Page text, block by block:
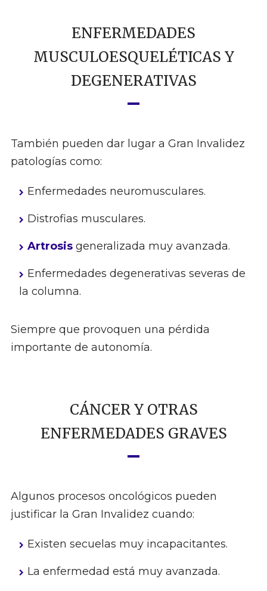
ENFERMEDADES
MUSCULOESQUELÉTICAS Y
DEGENERATIVAS
También pueden dar lugar a Gran Invalidez
patologías como:
Enfermedades neuromusculares.
Distrofias musculares.
Artrosisgeneralizada muy avanzada.
Enfermedades degenerativas severas de
la columna.
Siempre que provoquen una pérdida
importante de autonomía.
CÁNCER Y OTRAS
ENFERMEDADES GRAVES
Algunos procesos oncológicos pueden
justificar la Gran Invalidez cuando:
Existen secuelas muy incapacitantes.
La enfermedad está muy avanzada.